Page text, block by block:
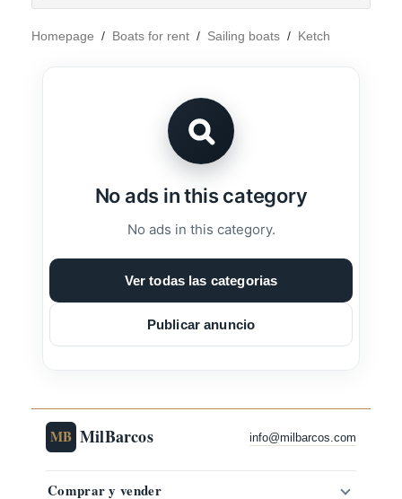
Homepage / Boats for rent / Sailing boats / Ketch
No ads in this category
No ads in this category.
Ver todas las categorias
Publicar anuncio
MB MilBarcos info@milbarcos.com
Comprar y vender